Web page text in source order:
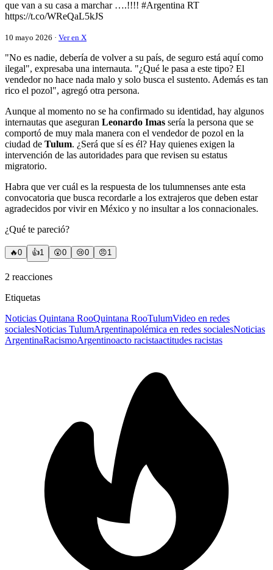
que van a su casa a marchar ….!!!! #Argentina RT
https://t.co/WReQaL5kJS
10 mayo 2026 · Ver en X
"No es nadie, debería de volver a su país, de seguro está aquí como
ilegal", expresaba una internauta. "¿Qué le pasa a este tipo? El
vendedor no hace nada malo y solo busca el sustento. Además es tan
rico el pozol", agregó otra persona.
Aunque al momento no se ha confirmado su identidad, hay algunos
internautas que aseguran Leonardo Imas sería la persona que se
comportó de muy mala manera con el vendedor de pozol en la
ciudad de Tulum. ¿Será que sí es él? Hay quienes exigen la
intervención de las autoridades para que revisen su estatus
migratorio.
Habra que ver cuál es la respuesta de los tulumnenses ante esta
convocatoria que busca recordarle a los extrajeros que deben estar
agradecidos por vivir en México y no insultar a los connacionales.
¿Qué te pareció?
🔥0 👍1 😲0 😢0 😠1
2 reacciones
Etiquetas
Noticias Quintana RooQuintana RooTulumVideo en redes
socialesNoticias TulumArgentinapolémica en redes socialesNoticias
ArgentinaRacismoArgentinoacto racistaactitudes racistas